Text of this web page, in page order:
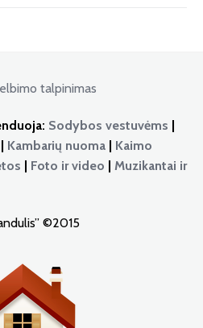
talpinimas
Sodybos vestuvėms |
| Kambarių nuoma | Kaimo
| Foto ir video | Muzikantai ir
©2015